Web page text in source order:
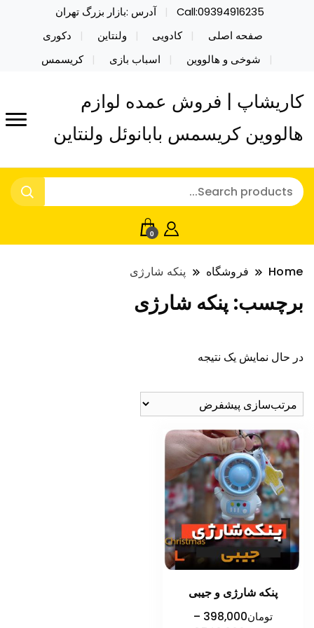
Call:09394916235
آدرس :بازار بزرگ تهران
صفحه اصلی
کادویی ولنتاین
دکوری
شوخی و هالووین
اسباب بازی کریسمس
کاریشاپ | فروش عمده لوازم
هالووین کریسمس بابانوئل ولنتاین
0
Home فروشگاه پنکه شارژی
برچسب: پنکه شارژی
در حال نمایش یک نتیجه
پنکه شارژی و جیبی
تومان398,000
–